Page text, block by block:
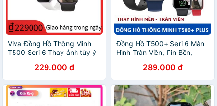
Viva Đồng Hồ Thông Minh
T500 Seri 6 Thay ảnh tùy ý
5.0 44mm229.000 đ
Đồng Hồ T500+ Seri 6 Màn
Hình Tràn Viền, Pin Bền,
CAO CẤP NHẤT 2021
289.000 đ